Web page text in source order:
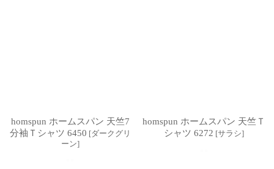
homspun ホームスパン 天竺7
分袖Ｔシャツ 6450 [ダークグリ
ーン]
homspun ホームスパン 天竺Ｔ
シャツ 6272 [サラシ]